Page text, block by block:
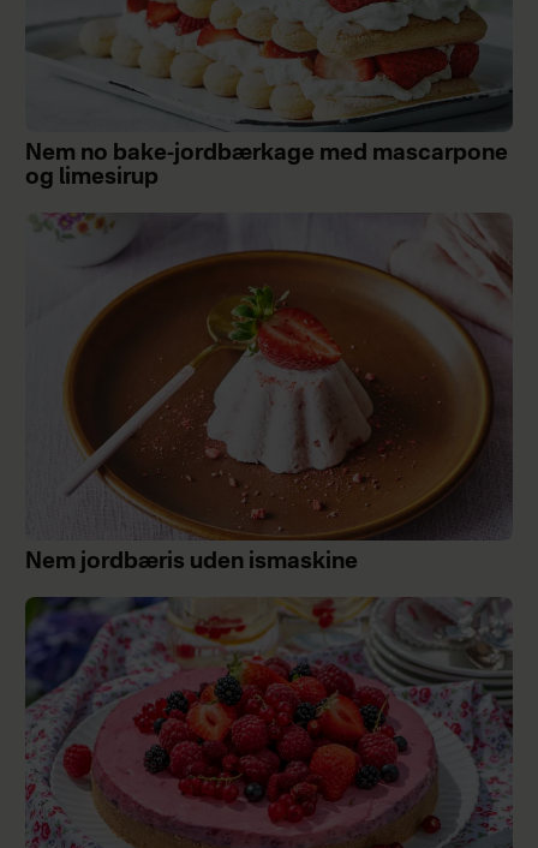
Nem no bake-jordbærkage med mascarpone
og limesirup
Nem jordbæris uden ismaskine